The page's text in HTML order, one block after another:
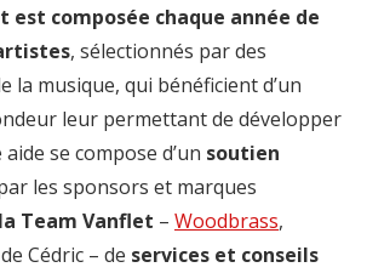
est composée chaque année de
, sélectionnés par des
la musique, qui bénéficient d’un
leur permettant de développer
se compose d’un soutien
les sponsors et marques
Team Vanflet – Woodbrass,
Cédric – de services et conseils